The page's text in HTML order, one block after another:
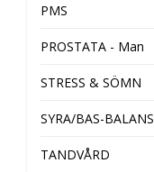
PMS
PROSTATA - Man
STRESS & SÖMN
SYRA/BAS-BALANS
TANDVÅRD